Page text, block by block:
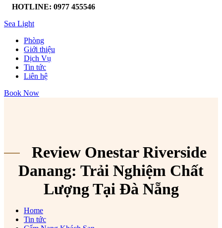
HOTLINE: 0977 455546
Sea Light
Phòng
Giới thiệu
Dịch Vụ
Tin tức
Liên hệ
Book Now
Review Onestar Riverside
Danang: Trải Nghiệm Chất
Lượng Tại Đà Nẵng
Home
Tin tức